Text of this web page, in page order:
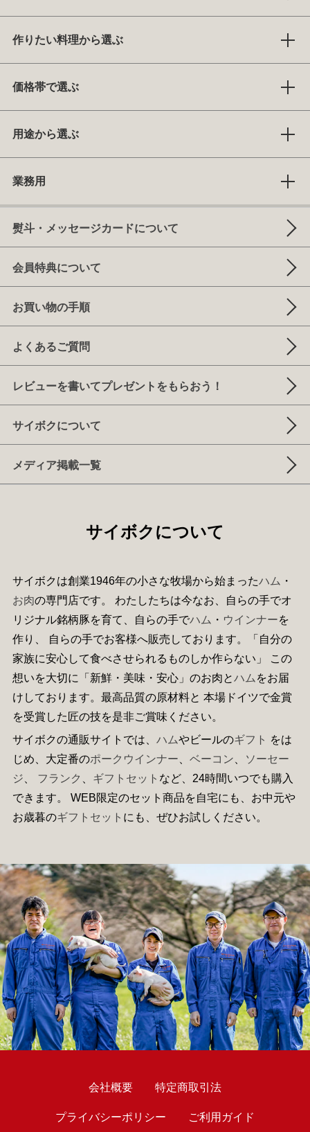
作りたい料理から選ぶ
価格帯で選ぶ
用途から選ぶ
業務用
熨斗・メッセージカードについて
会員特典について
お買い物の手順
よくあるご質問
レビューを書いてプレゼントをもらおう！
サイボクについて
メディア掲載一覧
サイボクについて
サイボクは創業1946年の小さな牧場から始まったハム ・
お肉の専門店です。 わたしたちは今なお、自らの手でオ
リジナル銘柄豚を育て、自らの手でハム ・ ウインナーを
作り、 自らの手でお客様へ販売しております。「自分の
家族に安心して食べさせられるものしか作らない」 この
想いを大切に「新鮮・美味・安心」のお肉とハム をお届
けしております。最高品質の原材料と 本場ドイツで金賞
を受賞した匠の技を是非ご賞味ください。
サイボクの通販サイトでは、 ハムやビールのギフト をは
じめ、大定番のポークウインナー ベーコン
ソーセー
ジ
フランク ギフトセット など、24時間いつでも購入
できます。 WEB限定のセット商品を自宅にも、お中元や
お歳暮のギフトセット にも、ぜひお試しください。
会社概要 特定商取引法
プライバシーポリシー ご利用ガイド